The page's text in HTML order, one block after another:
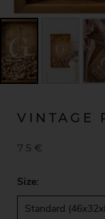
VINTAGE
75€
Size:
Standard